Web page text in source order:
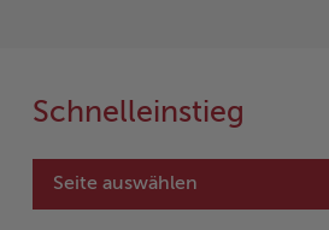
Schnelleinstieg
Seite auswählen